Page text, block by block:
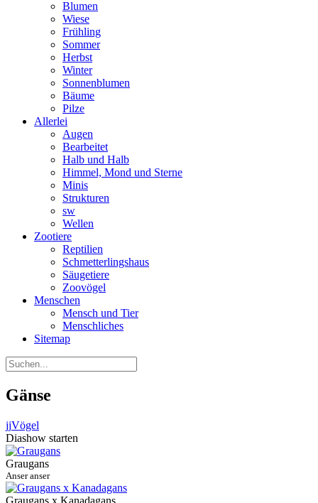
Blumen
Wiese
Frühling
Sommer
Herbst
Winter
Sonnenblumen
Bäume
Pilze
Allerlei
Augen
Bearbeitet
Halb und Halb
Himmel, Mond und Sterne
Minis
Strukturen
sw
Wellen
Zootiere
Reptilien
Schmetterlingshaus
Säugetiere
Zoovögel
Menschen
Mensch und Tier
Menschliches
Sitemap
Gänse
jjVögel
Diashow starten
Graugans
Anser anser
Graugans x Kanadagans